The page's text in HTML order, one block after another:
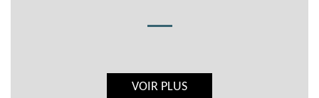
VOIR PLUS